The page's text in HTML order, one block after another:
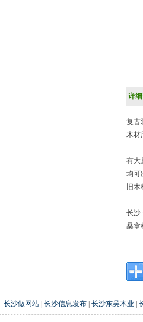
详
复古
木材
有大
均可
旧
长沙
桑拿
长沙做网站 长沙信息发布 长沙东吴木业